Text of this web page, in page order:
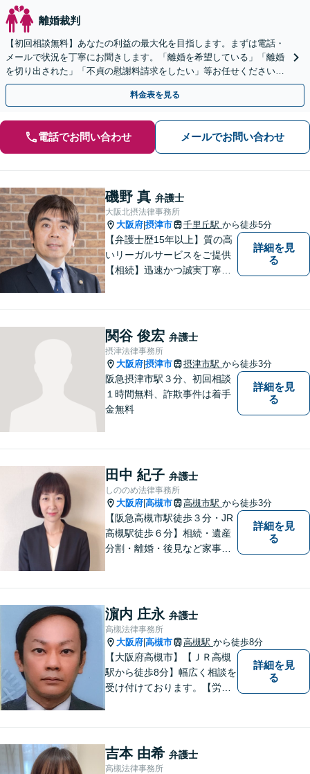
離婚裁判
【初回相談無料】あなたの利益の最大化を目指します。まずは電話・
メールで状況を丁寧にお聞きします。「離婚を希望している」「離婚
を切り出された」「不貞の慰謝料請求をしたい」等お任せください。
【リーズナブルな料金設定】
料金表を見る
電話でお問い合わせ メールでお問い合わせ
磯野 真 弁護士
大阪北摂法律事務所
大阪府 摂津市 千里丘駅 から徒歩5分
【弁護士歴15年以上】質の高
いリーガルサービスをご提供
【相続】迅速かつ誠実丁寧な
作成／企業間トラブル／問題
社員の対応など。顧問契約も
可【オンライン面談】【千里
丘駅5分】
詳細を見
る
関谷 俊宏 弁護士
摂津法律事務所
大阪府 摂津市 摂津市駅 から徒歩3分
阪急摂津市駅３分、初回相談
１時間無料、詐欺事件は着手
金無料
詳細を見
る
田中 紀子 弁護士
しののめ法律事務所
大阪府 高槻市 高槻市駅 から徒歩3分
【阪急高槻市駅徒歩３分・JR
高槻駅徒歩６分】相続・遺産
分割・離婚・後見など家事事
はご相談ください。
詳細を見
る
濵内 庄永 弁護士
高槻法律事務所
大阪府 高槻市 高槻駅 から徒歩8分
【大阪府高槻市】【ＪＲ高槻
駅から徒歩8分】幅広く相談を
受け付けております。【労働
【成年後見】など将来の不安
の予防まで。
詳細を見
る
吉本 由希 弁護士
高槻法律事務所